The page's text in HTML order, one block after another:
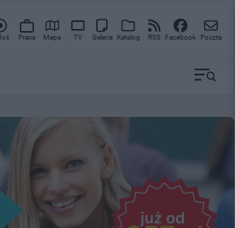
Praca Mapa TV Galeria Katalog RSS Facebook Poczta